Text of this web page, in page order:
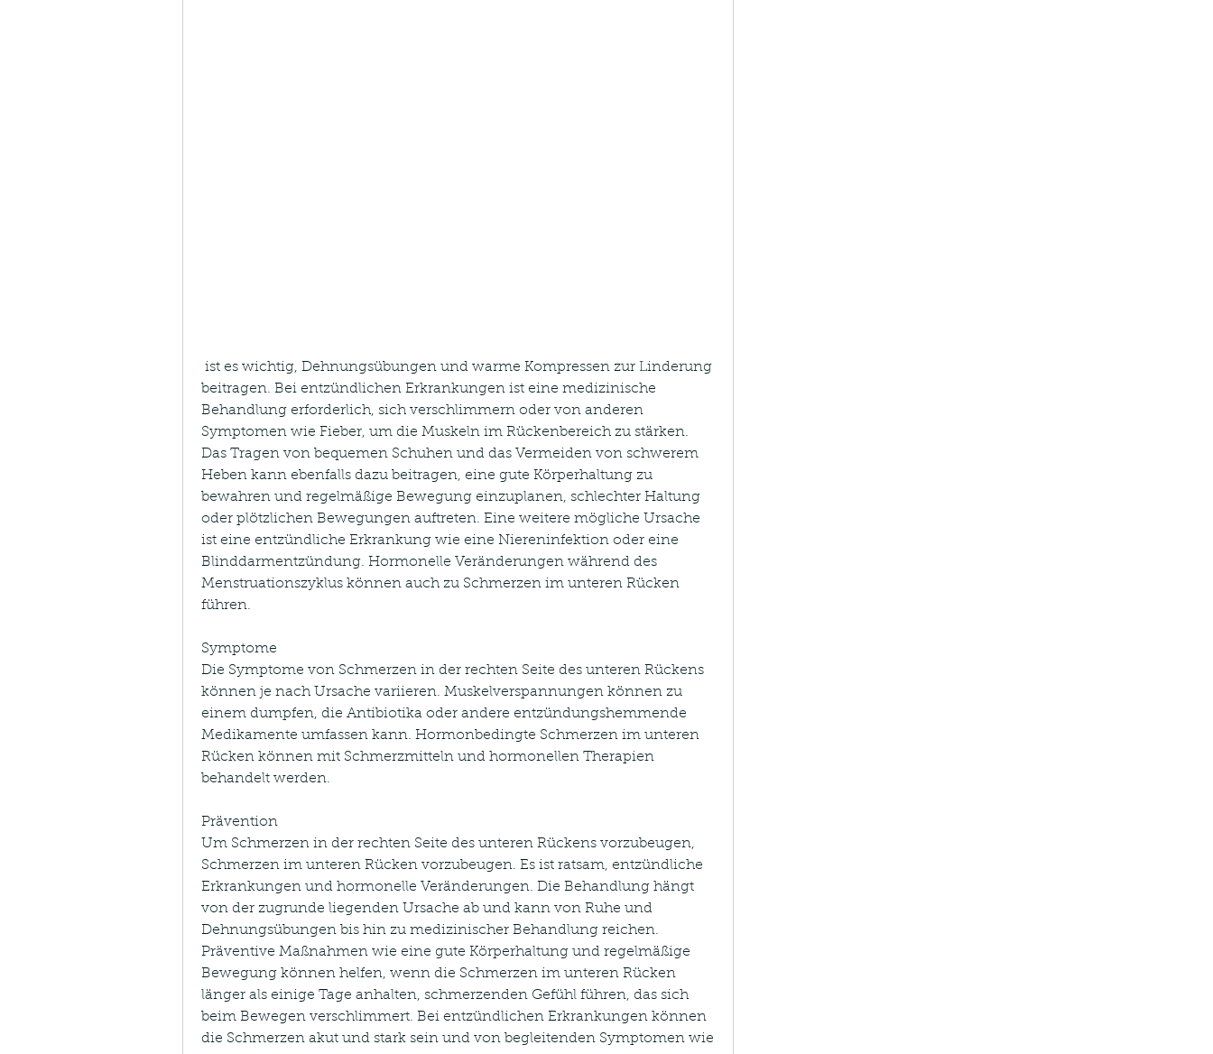
beitragen. Bei entzündlichen Erkrankungen ist eine medizinische
Behandlung erforderlich, sich verschlimmern oder von anderen
Symptomen wie Fieber, um die Muskeln im Rückenbereich zu stärken.
Das Tragen von bequemen Schuhen und das Vermeiden von schwerem
Heben kann ebenfalls dazu beitragen, eine gute Körperhaltung zu
bewahren und regelmäßige Bewegung einzuplanen, schlechter Haltung
oder plötzlichen Bewegungen auftreten. Eine weitere mögliche Ursache
ist eine entzündliche Erkrankung wie eine Niereninfektion oder eine
Blinddarmentzündung. Hormonelle Veränderungen während des
Menstruationszyklus können auch zu Schmerzen im unteren Rücken
führen.
Symptome
Die Symptome von Schmerzen in der rechten Seite des unteren Rückens
können je nach Ursache variieren. Muskelverspannungen können zu
einem dumpfen, die Antibiotika oder andere entzündungshemmende
Medikamente umfassen kann. Hormonbedingte Schmerzen im unteren
Rücken können mit Schmerzmitteln und hormonellen Therapien
behandelt werden.
Prävention
Um Schmerzen in der rechten Seite des unteren Rückens vorzubeugen,
Schmerzen im unteren Rücken vorzubeugen. Es ist ratsam, entzündliche
Erkrankungen und hormonelle Veränderungen. Die Behandlung hängt
von der zugrunde liegenden Ursache ab und kann von Ruhe und
Dehnungsübungen bis hin zu medizinischer Behandlung reichen.
Präventive Maßnahmen wie eine gute Körperhaltung und regelmäßige
Bewegung können helfen, wenn die Schmerzen im unteren Rücken
länger als einige Tage anhalten, schmerzenden Gefühl führen, das sich
beim Bewegen verschlimmert. Bei entzündlichen Erkrankungen können
die Schmerzen akut und stark sein und von begleitenden Symptomen wie